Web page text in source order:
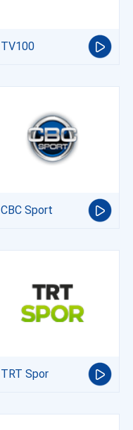
TV100
CBC Sport
TRT Spor